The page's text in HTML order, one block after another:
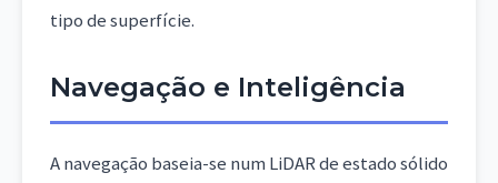
tipo de superfície.
Navegação e Inteligência
A navegação baseia-se num LiDAR de estado sólido